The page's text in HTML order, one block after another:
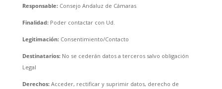
Responsable: Consejo Andaluz de Cámaras
Finalidad: Poder contactar con Ud.
Legitimación: Consentimiento/Contacto
Destinatarios: No se cederán datos a terceros salvo obligación
Legal
Derechos: Acceder, rectificar y suprimir datos, derecho de